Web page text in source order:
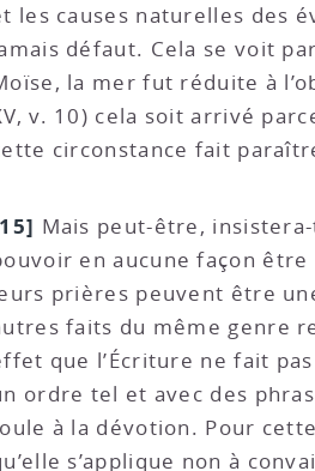
les causes naturelles des
défaut. Cela se voit
la mer fut réduite à
v. 10) cela soit arrivé
circonstance fait
Mais peut-être,
en aucune façon
prières peuvent être
faits du même genre
que l’Écriture ne fait
ordre tel et avec des
à la dévotion. Pour
s’applique non à